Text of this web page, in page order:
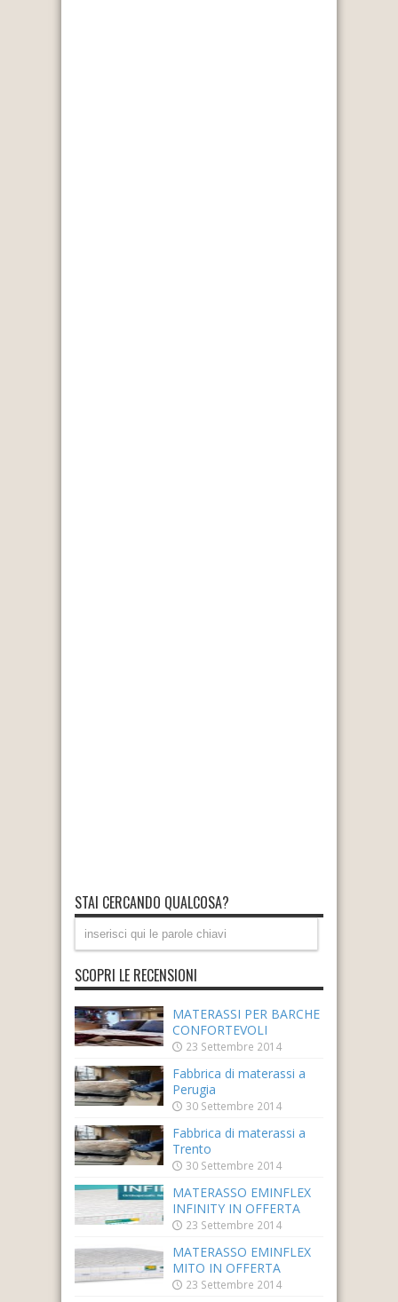
STAI CERCANDO QUALCOSA?
SCOPRI LE RECENSIONI
MATERASSI PER BARCHE
CONFORTEVOLI
23 Settembre 2014
Fabbrica di materassi a
Perugia
30 Settembre 2014
Fabbrica di materassi a
Trento
30 Settembre 2014
MATERASSO EMINFLEX
INFINITY IN OFFERTA
23 Settembre 2014
MATERASSO EMINFLEX
MITO IN OFFERTA
23 Settembre 2014